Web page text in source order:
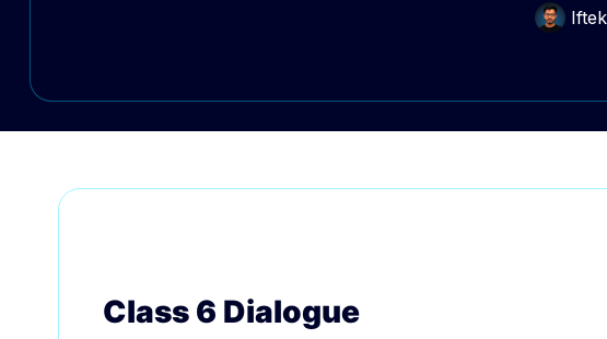
Class 6 Dialogue